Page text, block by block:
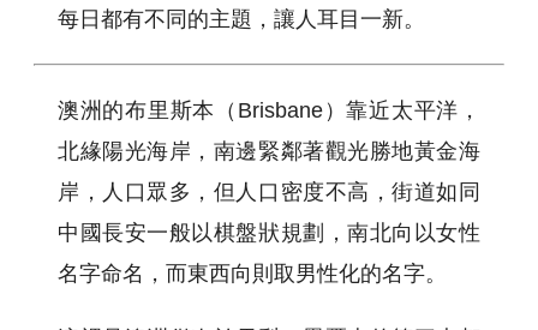
每日都有不同的主題，讓人耳目一新。
澳洲的布里斯本（Brisbane）靠近太平洋，
北緣陽光海岸，南邊緊鄰著觀光勝地黃金海
岸，人口眾多，但人口密度不高，街道如同
中國長安一般以棋盤狀規劃，南北向以女性
名字命名，而東西向則取男性化的名字。